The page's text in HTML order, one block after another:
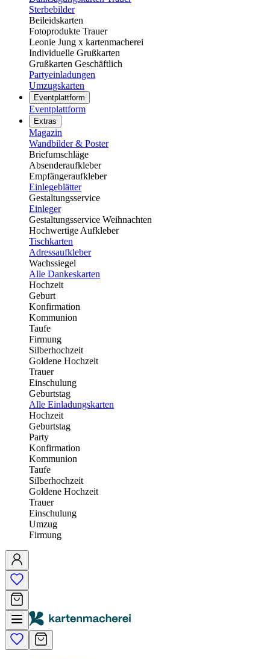
Sterbebilder
Beileidskarten
Fotoprodukte Trauer
Leonie Jung x kartenmacherei
Individuelle Grußkarten
Grußkarten Geschäftlich
Partyeinladungen
Umzugskarten
Eventplattform
Eventplattform
Extras
Magazin
Wandbilder & Poster
Briefumschläge
Absenderaufkleber
Empfängeraufkleber
Einlegeblätter
Gestaltungsservice
Einleger
Gestaltungsservice Weihnachten
Hochwertige Aufkleber
Tischkarten
Adressaufkleber
Wachssiegel
Alle Dankeskarten
Hochzeit
Geburt
Konfirmation
Kommunion
Taufe
Firmung
Silberhochzeit
Goldene Hochzeit
Trauer
Einschulung
Geburtstag
Alle Einladungskarten
Hochzeit
Geburtstag
Party
Konfirmation
Kommunion
Taufe
Silberhochzeit
Goldene Hochzeit
Trauer
Einschulung
Umzug
Firmung